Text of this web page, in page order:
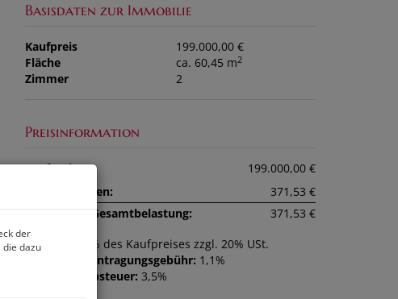
Basisdaten zur Immobilie
Kaufpreis
199.000,00 €
Fläche
ca. 60,45 m2
Zimmer 2
Preisinformation
Kaufpreis:
199.000,00 €
Betriebskosten:
371,53 €
monatliche Gesamtbelastung:
371,53 €
Provision:
3% des Kaufpreises zzgl. 20% USt.
Grundbucheintragungsgebühr: 1,1%
Grunderwerbsteuer: 3,5%
der
die dazu